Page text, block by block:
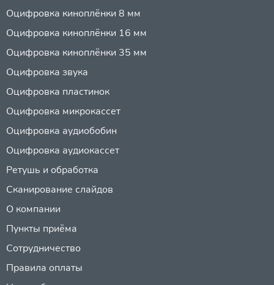
Оцифровка киноплёнки 8 мм
Оцифровка киноплёнки 16 мм
Оцифровка киноплёнки 35 мм
Оцифровка звука
Оцифровка пластинок
Оцифровка микрокассет
Оцифровка аудиобобин
Оцифровка аудиокассет
Ретушь и обработка
Сканирование слайдов
О компании
Пункты приёма
Сотрудничество
Правила оплаты